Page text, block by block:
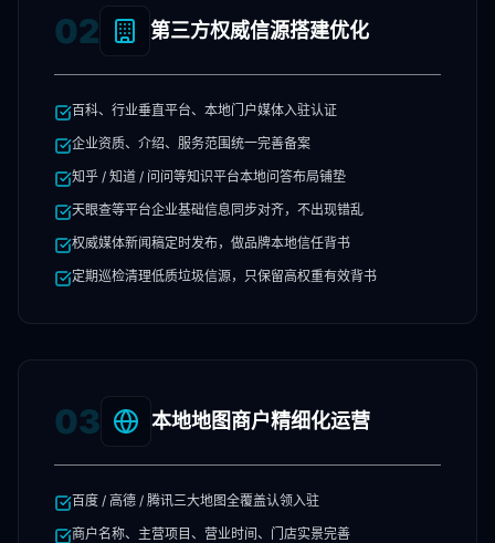
02 第三方权威信源搭建优化
百科、行业垂直平台、本地门户媒体入驻认证
企业资质、介绍、服务范围统一完善备案
知乎 / 知道 / 问问等知识平台本地问答布局铺垫
天眼查等平台企业基础信息同步对齐，不出现错乱
权威媒体新闻稿定时发布，做品牌本地信任背书
定期巡检清理低质垃圾信源，只保留高权重有效背书
03 本地地图商户精细化运营
百度 / 高德 / 腾讯三大地图全覆盖认领入驻
商户名称、主营项目、营业时间、门店实景完善